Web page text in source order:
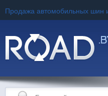
Продажа автомобильных шин